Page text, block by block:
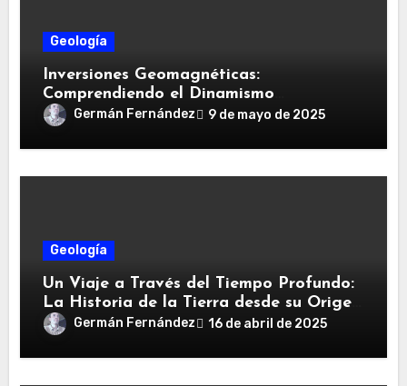
Geología
Inversiones Geomagnéticas:
Comprendiendo el Dinamismo
Magnético de la Tierra y sus
Germán Fernández 9 de mayo de 2025
Geología
Un Viaje a Través del Tiempo Profundo:
La Historia de la Tierra desde su Origen
hasta la Actualidad
Germán Fernández 16 de abril de 2025